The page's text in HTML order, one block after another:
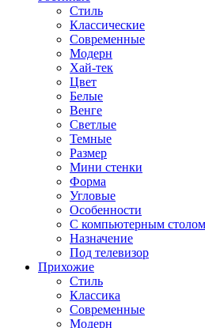
Стиль
Классические
Современные
Модерн
Хай-тек
Цвет
Белые
Венге
Светлые
Темные
Размер
Мини стенки
Форма
Угловые
Особенности
С компьютерным столом
Назначение
Под телевизор
Прихожие
Стиль
Классика
Современные
Модерн